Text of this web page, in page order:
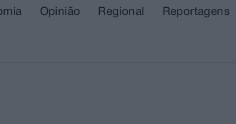
Opinião Regional Reportagens